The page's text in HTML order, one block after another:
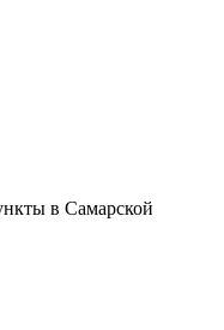
в Самарской